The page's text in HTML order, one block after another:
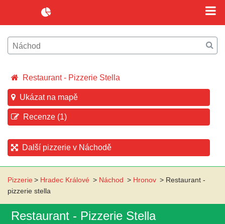
Restaurant - Pizzerie Stella
Ukázat na mapě
Recenze (1)
Další pizzerie v Náchodě
Pizzerie> Hradec Králové > Náchod > Hronov > Restaurant -
pizzerie stella
Restaurant - Pizzerie Stella